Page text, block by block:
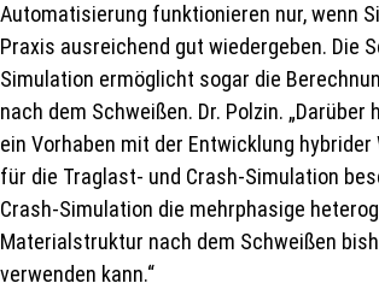
Automatisierung funktionieren nur, wenn
Praxis ausreichend gut wiedergeben. Die
Simulation ermöglicht sogar die
nach dem Schweißen. Dr. Polzin. „Darüber
ein Vorhaben mit der Entwicklung
für die Traglast- und Crash-Simulation
Crash-Simulation die mehrphasige
Materialstruktur nach dem Schweißen
verwenden kann.“